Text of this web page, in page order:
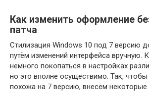
Как изменить оформление
патча
Стилизация Windows 10 под 7 версию
путём изменений интерфейса вручную.
немного покопаться в настройках
но это вполне осуществимо. Так,
похожа на 7 версию, внесём некоторые